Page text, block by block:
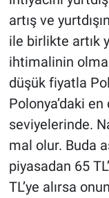
artış ve
ile birlikte artık
ihtimalinin
düşük fiyatla
Polonya’daki
seviyelerinde.
mal olur. Buda
piyasadan 65
TL’ye alırsa